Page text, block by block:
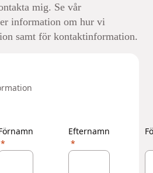
mig. Se vår
information om hur vi
samt för kontaktinformation.
Efternamn